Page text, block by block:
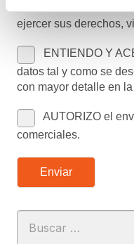
ejercer sus derechos,
ENTIENDO Y
datos tal y como se
con mayor detalle en
AUTORIZO el
comerciales.
Enviar
Buscar: